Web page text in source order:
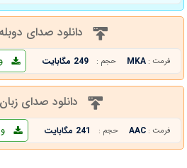
دانلود صدای
فرمت : MKA حجم : 249 مگابایت
دانلود صدای
فرمت : AAC حجم : 241 مگابایت